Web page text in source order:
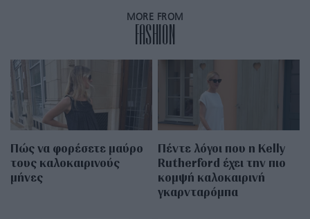
MORE FROM
FASHION
Πώς να φορέσετε μαύρο
τους καλοκαιρινούς
μήνες
Πέντε λόγοι που η Kelly
Rutherford έχει την πιο
κομψή καλοκαιρινή
γκαρνταρόμπα